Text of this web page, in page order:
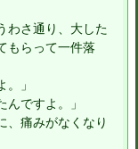
わさ通り、大した
もらって一件落
」
ですよ。」
、痛みがなくなり